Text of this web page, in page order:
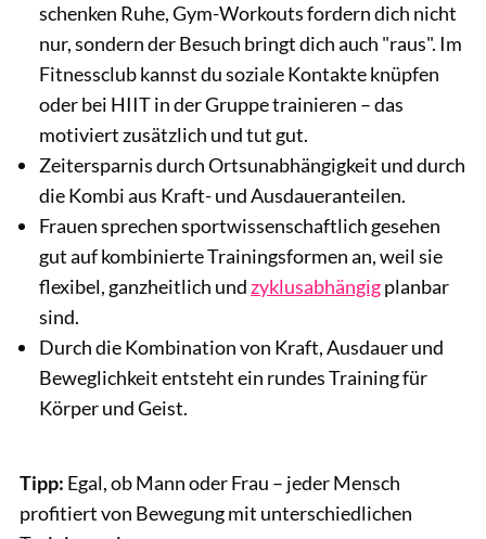
schenken Ruhe, Gym-Workouts fordern dich nicht
nur, sondern der Besuch bringt dich auch "raus". Im
Fitnessclub kannst du soziale Kontakte knüpfen
oder bei HIIT in der Gruppe trainieren – das
motiviert zusätzlich und tut gut.
Zeitersparnis durch Ortsunabhängigkeit und durch
die Kombi aus Kraft- und Ausdaueranteilen.
Frauen sprechen sportwissenschaftlich gesehen
gut auf kombinierte Trainingsformen an, weil sie
flexibel, ganzheitlich und zyklusabhängigplanbar
sind.
Durch die Kombination von Kraft, Ausdauer und
Beweglichkeit entsteht ein rundes Training für
Körper und Geist.
Tipp: Egal, ob Mann oder Frau – jeder Mensch
profitiert von Bewegung mit unterschiedlichen